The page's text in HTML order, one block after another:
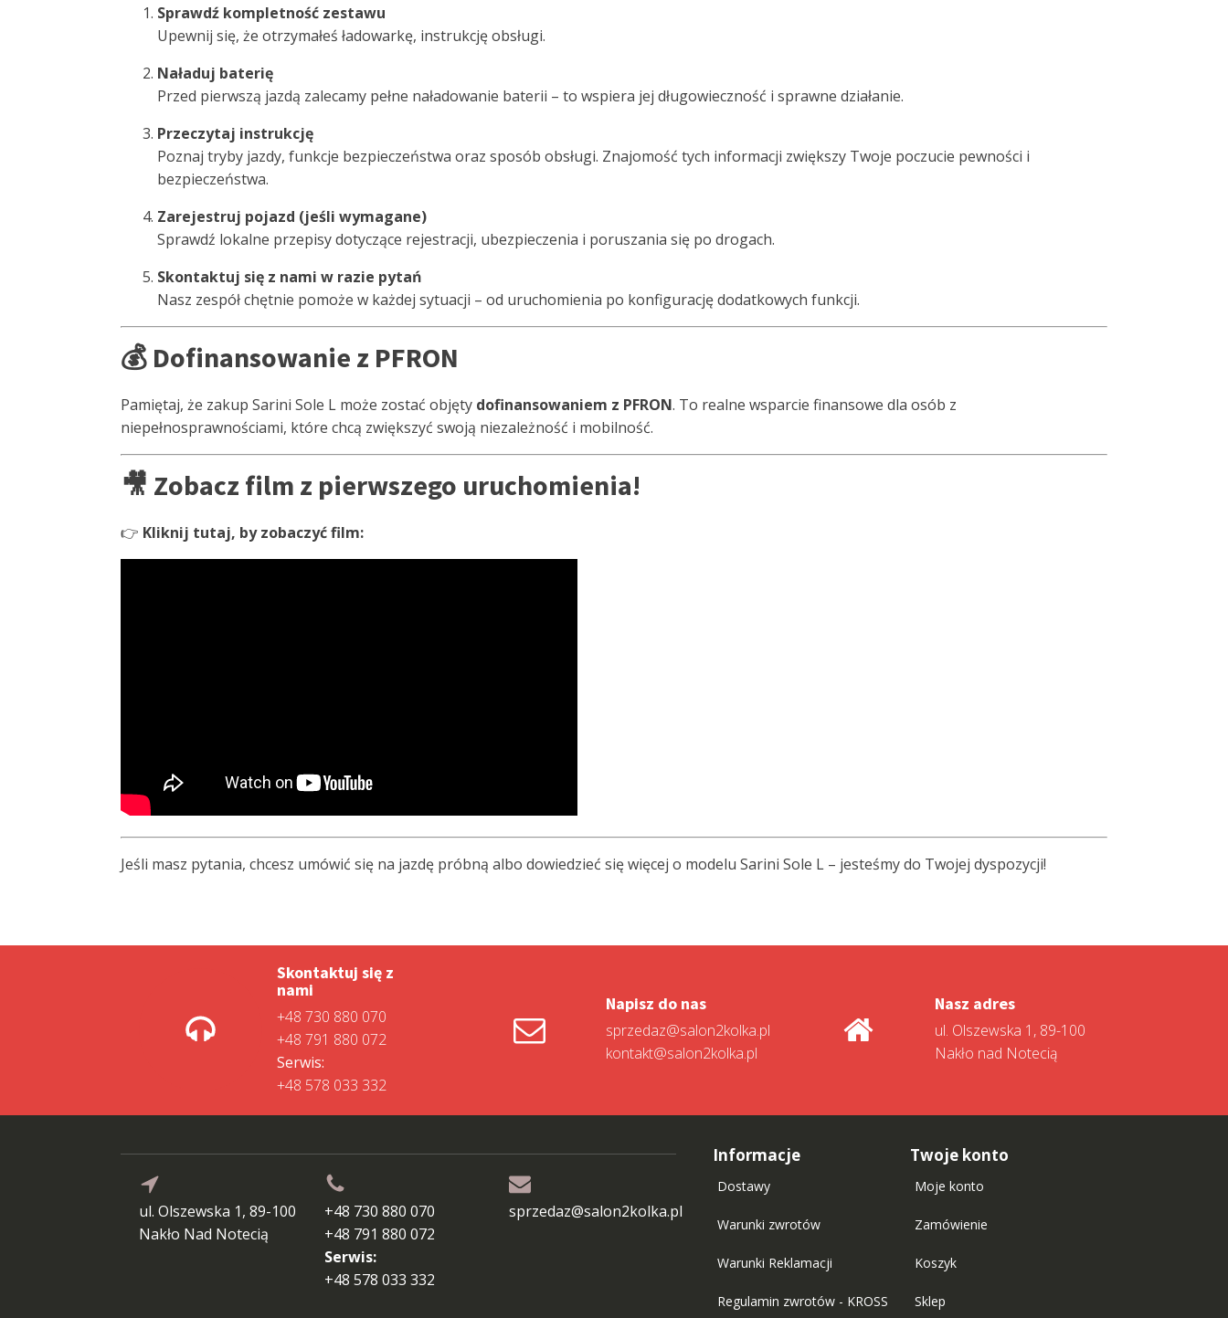
Sprawdź kompletność zestawu
Upewnij się, że otrzymałeś ładowarkę, instrukcję obsługi.
Naładuj baterię
Przed pierwszą jazdą zalecamy pełne naładowanie baterii – to wspiera jej długowieczność i sprawne działanie.
Przeczytaj instrukcję
Poznaj tryby jazdy, funkcje bezpieczeństwa oraz sposób obsługi. Znajomość tych informacji zwiększy Twoje poczucie pewności i
bezpieczeństwa.
Zarejestruj pojazd (jeśli wymagane)
Sprawdź lokalne przepisy dotyczące rejestracji, ubezpieczenia i poruszania się po drogach.
Skontaktuj się z nami w razie pytań
Nasz zespół chętnie pomoże w każdej sytuacji – od uruchomienia po konfigurację dodatkowych funkcji.
💰 Dofinansowanie z PFRON
Pamiętaj, że zakup Sarini Sole L może zostać objęty dofinansowaniem z PFRON. To realne wsparcie finansowe dla osób z
niepełnosprawnościami, które chcą zwiększyć swoją niezależność i mobilność.
🎥 Zobacz film z pierwszego uruchomienia!
👉 Kliknij tutaj, by zobaczyć film:
Jeśli masz pytania, chcesz umówić się na jazdę próbną albo dowiedzieć się więcej o modelu Sarini Sole L – jesteśmy do Twojej dyspozycji!
Skontaktuj się z
nami
+48 730 880 070
+48 791 880 072
Serwis:
+48 578 033 332
Napisz do nas
sprzedaz@salon2kolka.pl
kontakt@salon2kolka.pl
Nasz adres
ul. Olszewska 1, 89-100
Nakło nad Notecią
ul. Olszewska 1, 89-100
Nakło Nad Notecią
+48 730 880 070
+48 791 880 072
Serwis:
+48 578 033 332
sprzedaz@salon2kolka.pl
Informacje
Dostawy
Warunki zwrotów
Warunki Reklamacji
Regulamin zwrotów - KROSS
Twoje konto
Moje konto
Zamówienie
Koszyk
Sklep